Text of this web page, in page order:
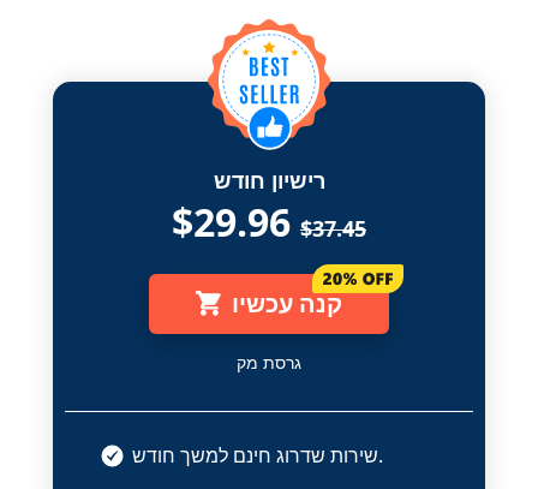
רישיון חודש
$29.96 $37.45
קנה עכשיו
גרסת מק
שירות שדרוג חינם למשך חודש.